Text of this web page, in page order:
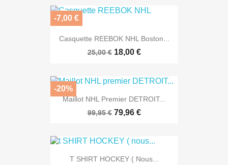
Casquette REEBOK NHL Boston...
25,00 € 18,00 €
-7,00 €
Maillot NHL Premier DETROIT...
99,95 € 79,96 €
-20%
T SHIRT HOCKEY ( Nous...